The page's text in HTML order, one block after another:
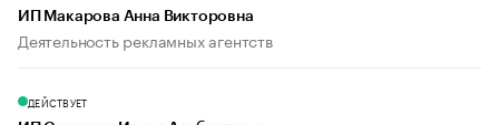
ИП Макарова Анна Викторовна
Деятельность рекламных агентств
ДЕЙСТВУЕТ